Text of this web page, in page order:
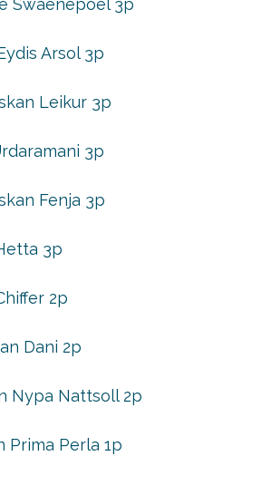
Swaenepoel 3p
Arsol 3p
Leikur 3p
3p
Fenja 3p
3p
2p
Dani 2p
Nypa Nattsoll 2p
Prima Perla 1p